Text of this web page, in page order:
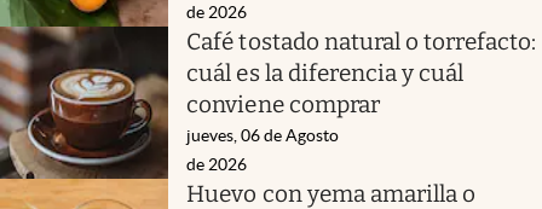
de 2026
Café tostado natural o torrefacto:
cuál es la diferencia y cuál
conviene comprar
jueves, 06 de Agosto
de 2026
Huevo con yema amarilla o